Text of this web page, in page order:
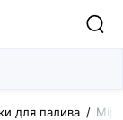
для палива